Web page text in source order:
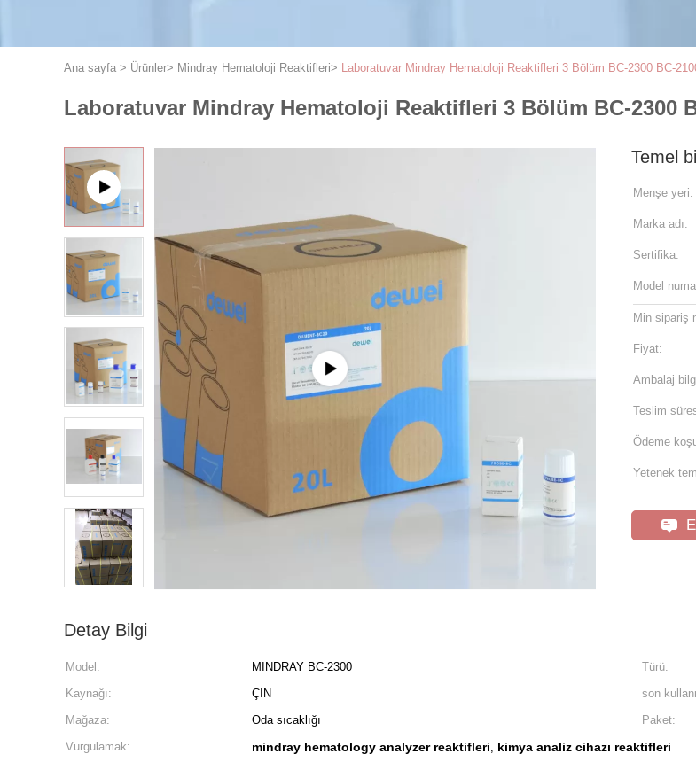
Ana sayfa > Ürünler> Mindray Hematoloji Reaktifleri> Laboratuvar Mindray Hematoloji Reaktifleri 3 Bölüm BC-2300 BC-
Laboratuvar Mindray Hematoloji Reaktifleri 3 Bölüm BC-2300
Temel
Menşe yeri:
Marka adı:
Sertifika:
Model
Min sipariş
Fiyat:
Ambalaj
Teslim
Ödeme
Yetenek
Detay Bilgi
Model: MINDRAY BC-2300 Türü:
Kaynağı:
ÇIN son
Mağaza:
Oda sıcaklığı Paket:
Vurgulamak:
mindray hematology analyzer reaktifleri, kimya analiz cihazı reaktifleri